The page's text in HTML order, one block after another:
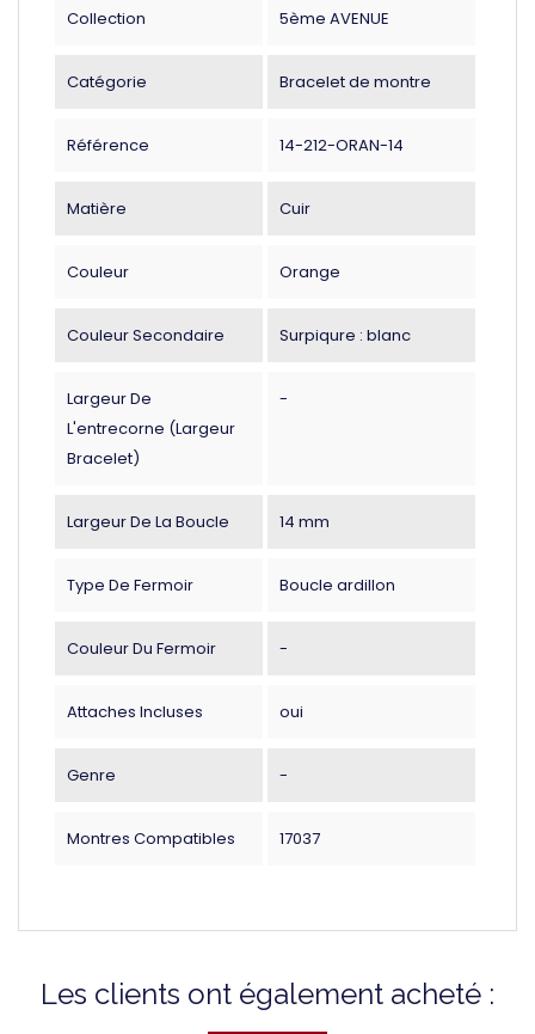
Collection 5ème AVENUE
Catégorie Bracelet de montre
Référence 14-212-ORAN-14
Matière Cuir
Couleur Orange
Couleur Secondaire Surpiqure : blanc
Largeur De
L'entrecorne (largeur
Bracelet)
-
Largeur De La Boucle 14 mm
Type De Fermoir Boucle ardillon
Couleur Du Fermoir -
Attaches Incluses oui
Genre -
Montres Compatibles 17037
Les clients ont également acheté :